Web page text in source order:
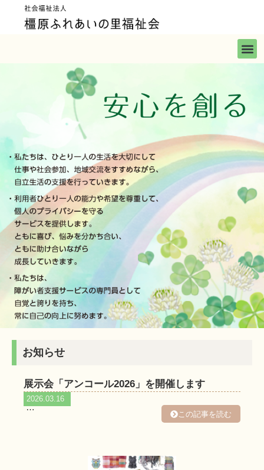
メ
ニ
お知らせ
展示会「アンコール2026」を開催します
2026.03.16
…
この記事を読む
ー ー ー
ー